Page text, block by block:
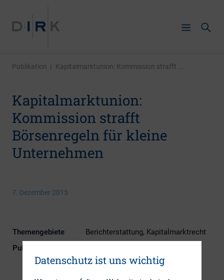
Publikation | Kapitalmarktunion: Kommission strafft ...
Kapitalmarktunion:
Kommission strafft
Börsenregeln für kleine
Unternehmen
7. Dezember 2015
Themengebiete
Berichterstattung, Kapitalmarktrecht
Publikationsform
Datenschutz ist uns wichtig